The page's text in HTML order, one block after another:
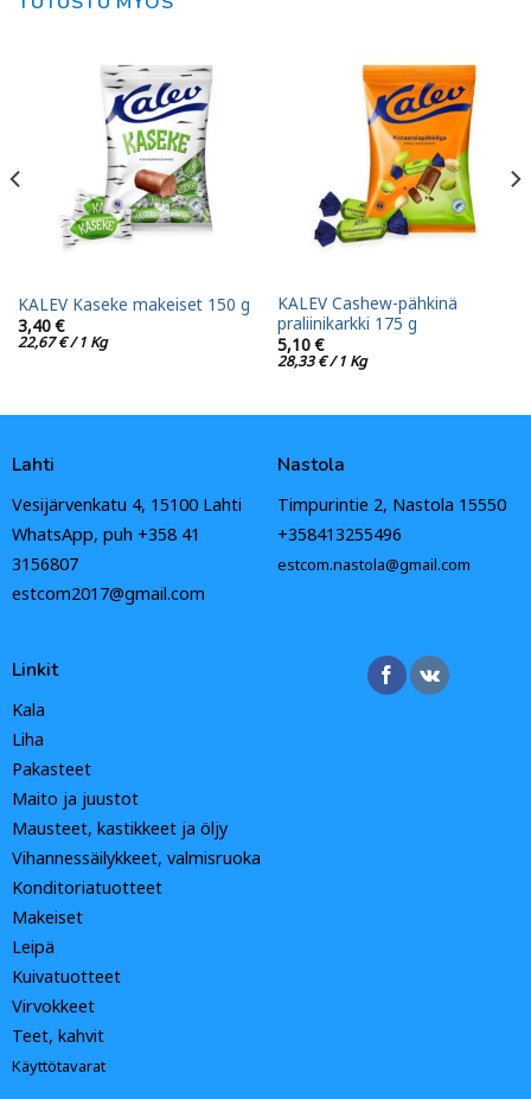
KALEV Kaseke makeiset 150 g
3,40€
22,67€/ 1 Kg
KALEV Cashew-pähkinä
praliinikarkki 175 g
5,10€
28,33€/ 1 Kg
Lahti
Vesijärvenkatu 4, 15100 Lahti
WhatsApp, puh +358 41
3156807
estcom2017@gmail.com
Nastola
Timpurintie 2, Nastola 15550
+358413255496
estcom.nastola@gmail.com
Linkit
Kala
Liha
Pakasteet
Maito ja juustot
Mausteet, kastikkeet ja öljy
Vihannessäilykkeet, valmisruoka
Konditoriatuotteet
Makeiset
Leipä
Kuivatuotteet
Virvokkeet
Teet, kahvit
Käyttötavarat